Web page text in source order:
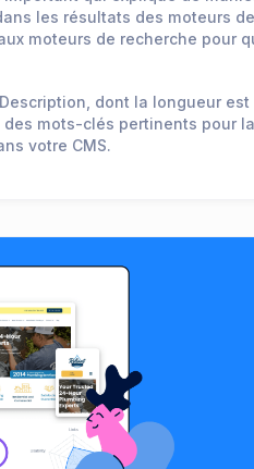
les résultats des moteurs
moteurs de recherche pour
dont la longueur
mots-clés pertinents
votre CMS.